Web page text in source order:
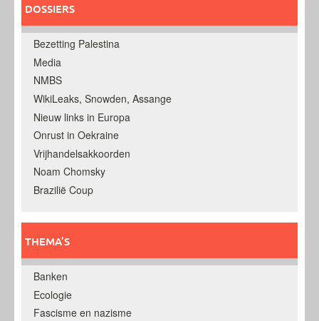
DOSSIERS
Bezetting Palestina
Media
NMBS
WikiLeaks, Snowden, Assange
Nieuw links in Europa
Onrust in Oekraine
Vrijhandelsakkoorden
Noam Chomsky
Brazilië Coup
THEMA’S
Banken
Ecologie
Fascisme en nazisme